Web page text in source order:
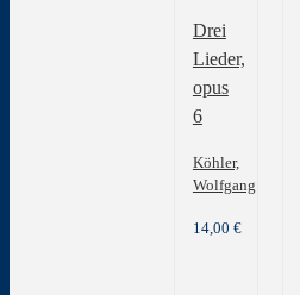
Drei
Lieder,
opus
6
Köhler,
Wolfgang
14,00 €